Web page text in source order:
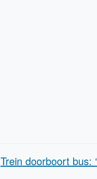
Trein doorboort bus: